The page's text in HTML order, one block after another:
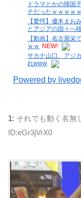
ドラマとかの帰国
チだったｗｗｗｗ
【驚愕】優木ま
とアジアの国々へ
【動画】名古屋栄
ｗｗ
NEW!
サカナ山口、アジ
れwww
Powered by
1: それでも動く名無
ID:eGr3jVrX0